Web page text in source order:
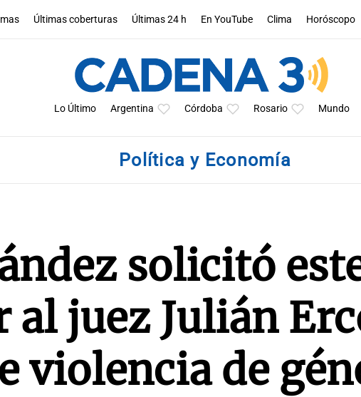
Últimas coberturas Últimas 24 h En YouTube Clima Horóscopo
Lo Último Argentina Córdoba Rosario Mundo
Política y Economía
solicitó
al juez Julián
violencia de